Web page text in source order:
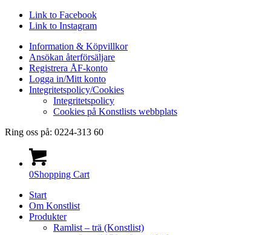
Link to Facebook
Link to Instagram
Information & Köpvillkor
Ansökan återförsäljare
Registrera ÅF-konto
Logga in/Mitt konto
Integritetspolicy/Cookies
Integritetspolicy
Cookies på Konstlists webbplats
Ring oss på: 0224-313 60
0Shopping Cart
Start
Om Konstlist
Produkter
Ramlist – trä (Konstlist)